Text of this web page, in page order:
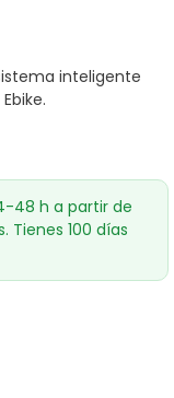
inteligente
48 h a partir de
Tienes 100 días